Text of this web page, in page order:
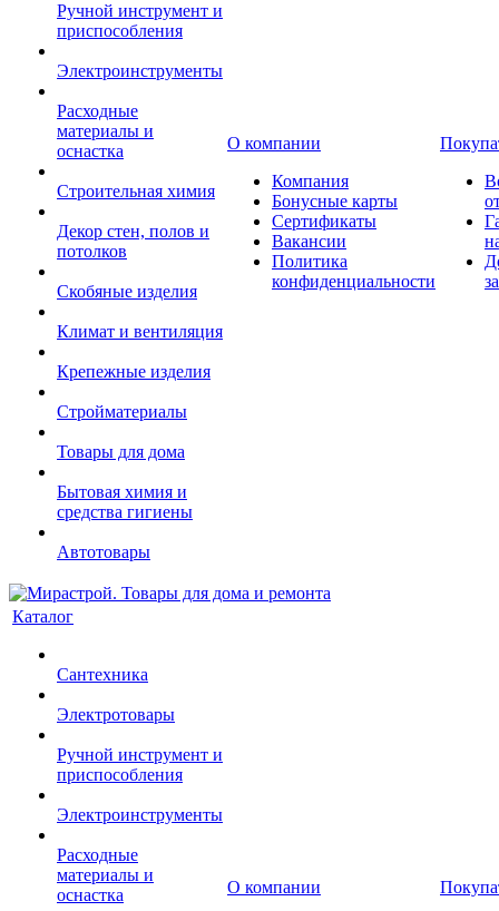
Ручной инструмент и
приспособления
Электроинструменты
Расходные
материалы и
оснастка
Строительная химия
Декор стен, полов и
потолков
Скобяные изделия
Климат и вентиляция
Крепежные изделия
Стройматериалы
Товары для дома
Бытовая химия и
средства гигиены
Автотовары
О компании
Компания
Бонусные карты
Сертификаты
Вакансии
Политика
конфиденциальности
Каталог
Сантехника
Электротовары
Ручной инструмент и
приспособления
Электроинструменты
Расходные
материалы и
оснастка
О компании